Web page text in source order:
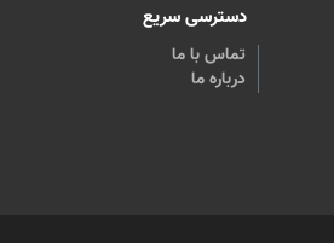
دسترسی سریع
تماس با ما
درباره ما